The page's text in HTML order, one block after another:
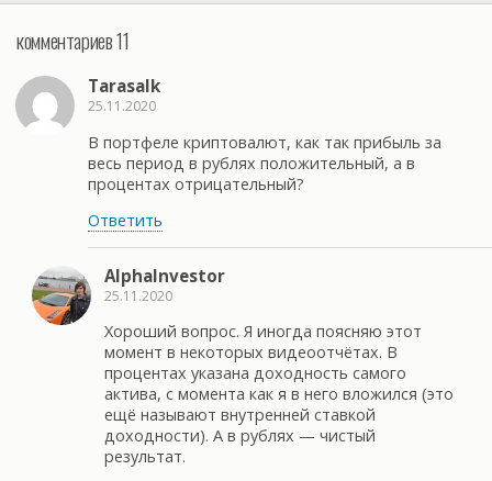
комментариев 11
Tarasalk
25.11.2020
В портфеле криптовалют, как так прибыль за
весь период в рублях положительный, а в
процентах отрицательный?
Ответить
AlphaInvestor
25.11.2020
Хороший вопрос. Я иногда поясняю этот
момент в некоторых видеоотчётах. В
процентах указана доходность самого
актива, с момента как я в него вложился (это
ещё называют внутренней ставкой
доходности). А в рублях — чистый
результат.